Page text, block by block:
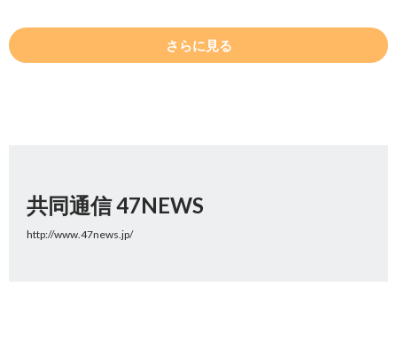
さらに見る
共同通信 47NEWS
http://www.47news.jp/